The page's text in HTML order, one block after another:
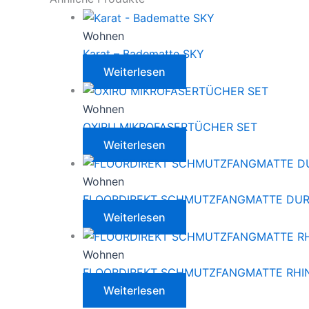
Wohnen
Karat – Badematte SKY
Weiterlesen
Wohnen
OXIRU MIKROFASERTÜCHER SET
Weiterlesen
Wohnen
FLOORDIREKT SCHMUTZFANGMATTE
Weiterlesen
Wohnen
FLOORDIREKT SCHMUTZFANGMATTE
Weiterlesen